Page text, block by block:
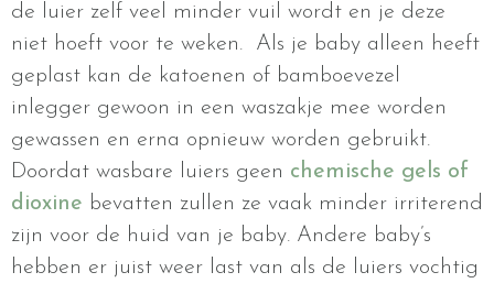
de luier zelf veel minder vuil wordt en je deze
niet hoeft voor te weken. Als je baby alleen heeft
geplast kan de katoenen of bamboevezel
inlegger gewoon in een waszakje mee worden
gewassen en erna opnieuw worden gebruikt.
Doordat wasbare luiers geen chemische gels of
dioxine bevatten zullen ze vaak minder irriterend
zijn voor de huid van je baby. Andere baby’s
hebben er juist weer last van als de luiers vochtig